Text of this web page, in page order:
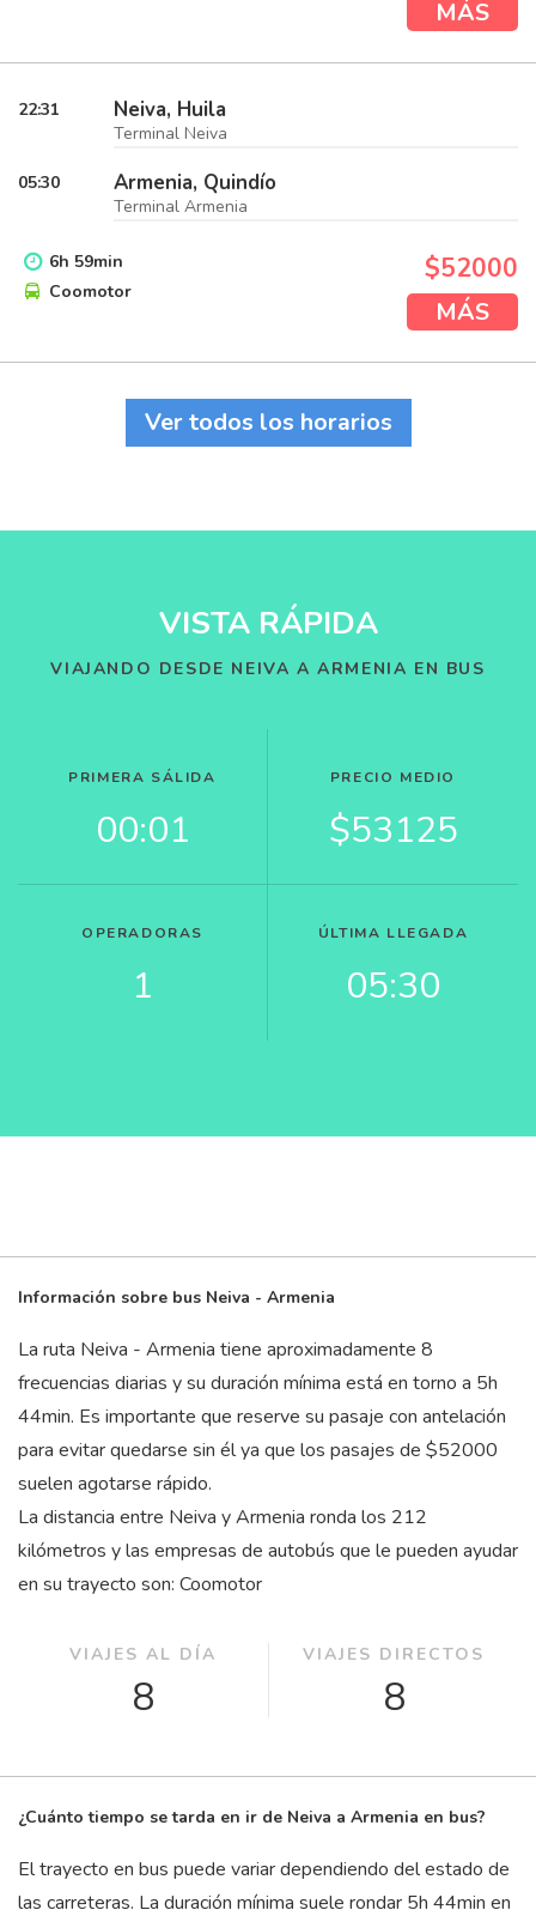
MÁS
22:31 Neiva, Huila
Terminal Neiva
05:30 Armenia, Quindío
Terminal Armenia
6h 59min
Coomotor
$52000
MÁS
Ver todos los horarios
VISTA RÁPIDA
VIAJANDO DESDE NEIVA A ARMENIA EN BUS
PRIMERA SÁLIDA
00:01
PRECIO MEDIO
$53125
OPERADORAS
1
ÚLTIMA LLEGADA
05:30
Información sobre bus Neiva - Armenia
La ruta Neiva - Armenia tiene aproximadamente 8
frecuencias diarias y su duración mínima está en torno a 5h
44min. Es importante que reserve su pasaje con antelación
para evitar quedarse sin él ya que los pasajes de $52000
suelen agotarse rápido.
La distancia entre Neiva y Armenia ronda los 212
kilómetros y las empresas de autobús que le pueden ayudar
en su trayecto son: Coomotor
VIAJES AL DÍA
8
VIAJES DIRECTOS
8
¿Cuánto tiempo se tarda en ir de Neiva a Armenia en bus?
El trayecto en bus puede variar dependiendo del estado de
las carreteras. La duración mínima suele rondar 5h 44min en